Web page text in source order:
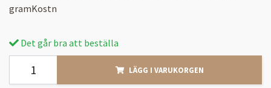
gramKostn
Det går bra att beställa
LÄGG I VARUKORGEN